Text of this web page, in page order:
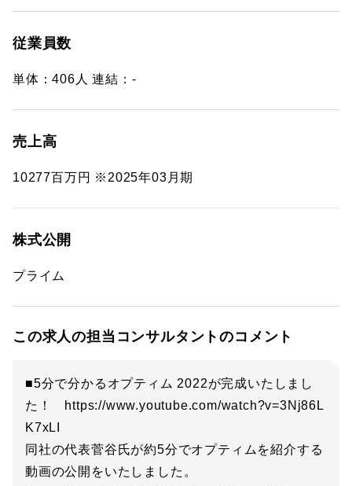
従業員数
単体：406人 連結：-
売上高
10277百万円 ※2025年03月期
株式公開
プライム
この求人の担当コンサルタントのコメント
■5分で分かるオプティム 2022が完成いたしまし
た！ https://www.youtube.com/watch?v=3Nj86L
K7xLI
同社の代表菅谷氏が約5分でオプティムを紹介する
動画の公開をいたしました。